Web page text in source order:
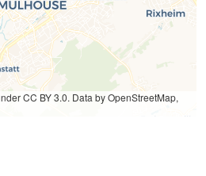
CC BY 3.0. Data by OpenStreetMap,